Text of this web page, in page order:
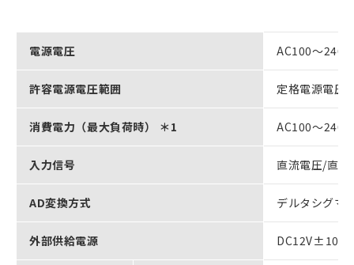
電源電圧 AC100～
許容電源電圧範囲 定格電源電圧
消費電力（最大負荷時） ＊1 AC100～
入力信号 直流電圧/直流
AD変換方式 デルタシグマ
外部供給電源 DC12V±10%